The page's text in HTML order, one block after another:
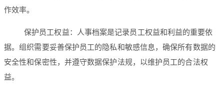
作效率。
保护员工权益：人事档案是记录员工权益和利益的重要依
据。组织需要妥善保护员工的隐私和敏感信息，确保所有数据的
安全性和保密性，并遵守数据保护法规，以维护员工的合法权
益。